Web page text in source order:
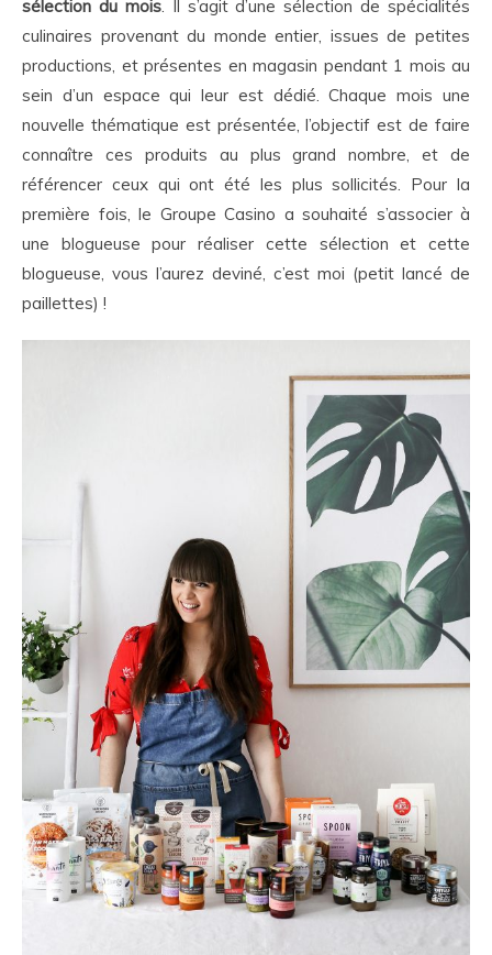
sélection du mois. Il s’agit d’une sélection de spécialités
culinaires provenant du monde entier, issues de petites
productions, et présentes en magasin pendant 1 mois au
sein d’un espace qui leur est dédié. Chaque mois une
nouvelle thématique est présentée, l’objectif est de faire
connaître ces produits au plus grand nombre, et de
référencer ceux qui ont été les plus sollicités. Pour la
première fois, le Groupe Casino a souhaité s’associer à
une blogueuse pour réaliser cette sélection et cette
blogueuse, vous l’aurez deviné, c’est moi (petit lancé de
paillettes) !